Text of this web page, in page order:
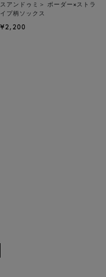
スアンドゥミ＞ ボーダー×ストラ
イプ柄ソックス
¥2,200